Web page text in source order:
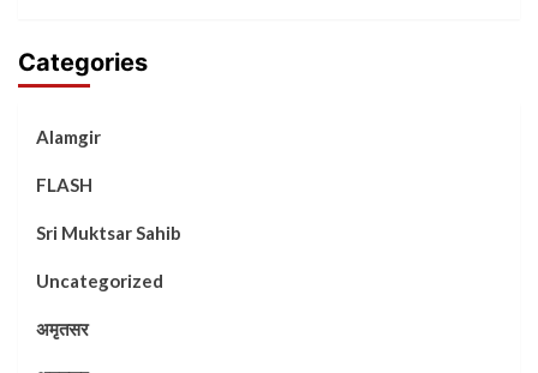
Categories
Alamgir
FLASH
Sri Muktsar Sahib
Uncategorized
अमृतसर